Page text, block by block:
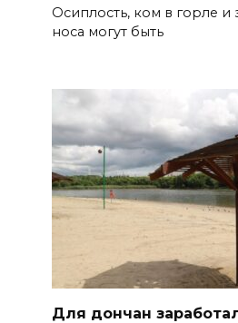
Осиплость, ком в горле и
носа могут быть
Для дончан